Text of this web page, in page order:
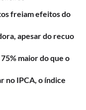
freiam efeitos do
apesar do recuo
maior do que o
no IPCA, o índice